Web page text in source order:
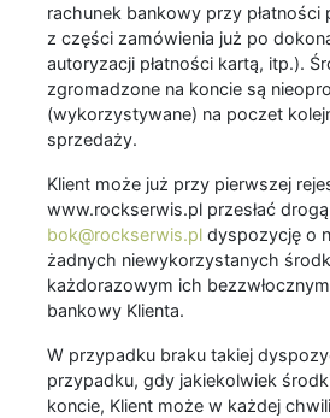
rachunek bankowy przy płatności
z części zamówienia już po
autoryzacji płatności kartą, itp.).
zgromadzone na koncie są
(wykorzystywane) na poczet
sprzedaży.
Klient może już przy pierwszej
www.rockserwis.pl przesłać
bok@rockserwis.pl dyspozycję o
żadnych niewykorzystanych
każdorazowym ich
bankowy Klienta.
W przypadku braku takiej
przypadku, gdy jakiekolwiek
koncie, Klient może w każdej